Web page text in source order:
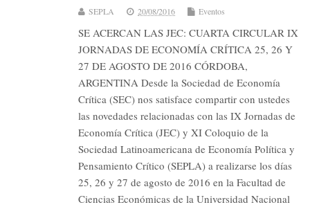
SEPLA 20/08/2016 Eventos
SE ACERCAN LAS JEC: CUARTA CIRCULAR IX
JORNADAS DE ECONOMÍA CRÍTICA 25, 26 Y
27 DE AGOSTO DE 2016 CÓRDOBA,
ARGENTINA Desde la Sociedad de Economía
Crítica (SEC) nos satisface compartir con ustedes
las novedades relacionadas con las IX Jornadas de
Economía Crítica (JEC) y XI Coloquio de la
Sociedad Latinoamericana de Economía Política y
Pensamiento Crítico (SEPLA) a realizarse los días
25, 26 y 27 de agosto de 2016 en la Facultad de
Ciencias Económicas de la Universidad Nacional